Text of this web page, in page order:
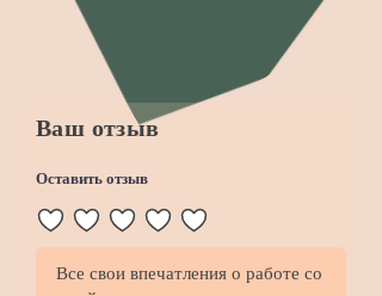
Ваш отзыв
Оставить отзыв